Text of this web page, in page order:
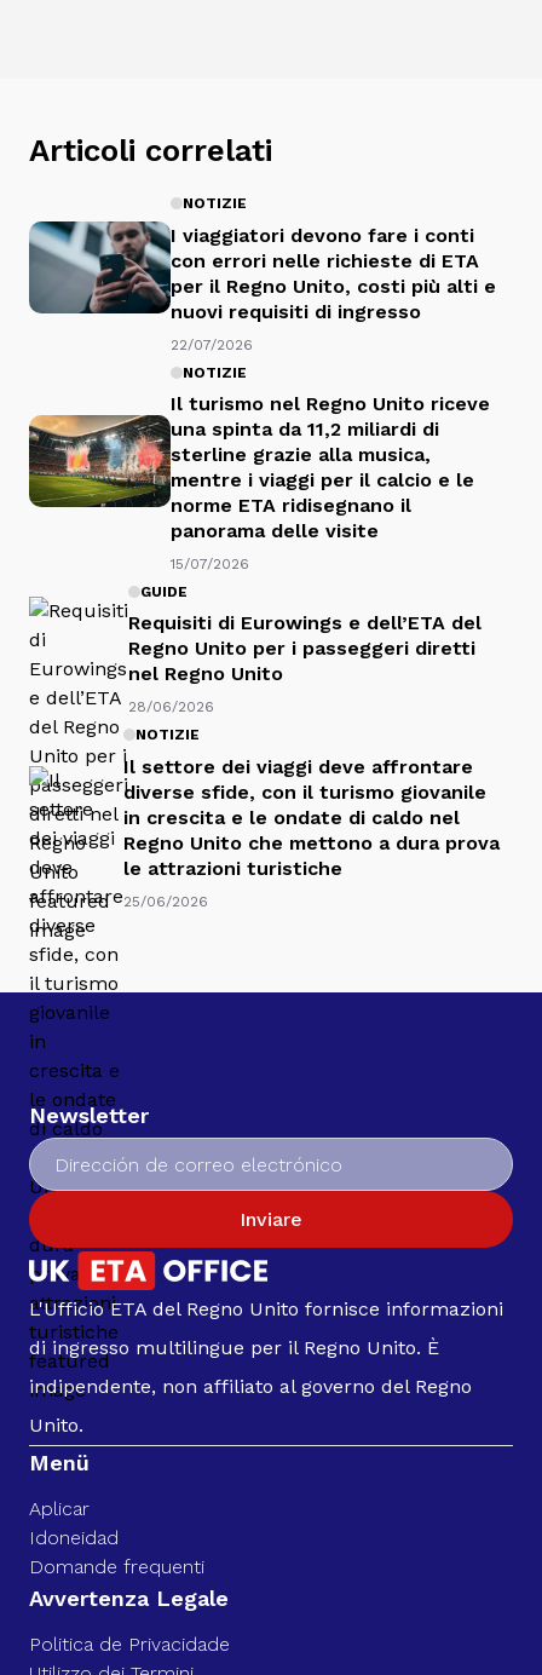
Articoli correlati
NOTIZIE
I viaggiatori devono fare i conti
con errori nelle richieste di ETA
per il Regno Unito, costi più alti e
nuovi requisiti di ingresso
22/07/2026
NOTIZIE
Il turismo nel Regno Unito riceve
una spinta da 11,2 miliardi di
sterline grazie alla musica,
mentre i viaggi per il calcio e le
norme ETA ridisegnano il
panorama delle visite
15/07/2026
GUIDE
Requisiti di Eurowings e dell’ETA del
Regno Unito per i passeggeri diretti
nel Regno Unito
28/06/2026
NOTIZIE
Il settore dei viaggi deve affrontare
diverse sfide, con il turismo giovanile
in crescita e le ondate di caldo nel
Regno Unito che mettono a dura prova
le attrazioni turistiche
25/06/2026
Newsletter
Inviare
L'Ufficio ETA del Regno Unito fornisce informazioni
di ingresso multilingue per il Regno Unito. È
indipendente, non affiliato al governo del Regno
Unito.
Menü
Aplicar
Idoneidad
Domande frequenti
Avvertenza Legale
Politica de Privacidade